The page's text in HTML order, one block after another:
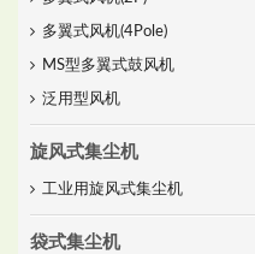
多翼式风机(4Pole)
MS型多翼式鼓风机
泛用型风机
旋风式集尘机
工业用旋风式集尘机
袋式集尘机